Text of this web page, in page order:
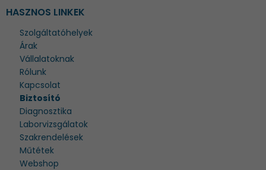
HASZNOS LINKEK
Szolgáltatóhelyek
Árak
Vállalatoknak
Rólunk
Kapcsolat
Biztosító
Diagnosztika
Laborvizsgálatok
Szakrendelések
Műtétek
Webshop